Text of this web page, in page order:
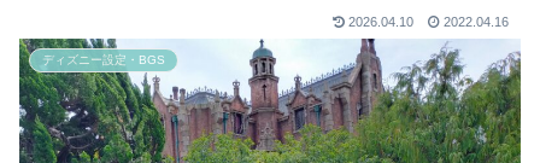
2026.04.10 2022.04.16
ディズニー設定・BGS